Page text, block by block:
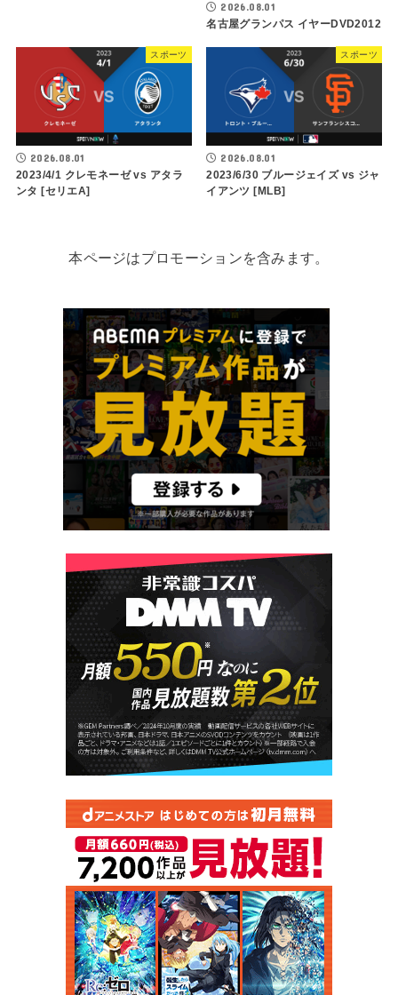
2026.08.01
名古屋グランパス イヤーDVD2012
スポーツ
2026.08.01
2023/4/1 クレモネーゼ vs アタラ
ンタ [セリエA]
スポーツ
2026.08.01
2023/6/30 ブルージェイズ vs ジャ
イアンツ [MLB]
本ページはプロモーションを含みます。